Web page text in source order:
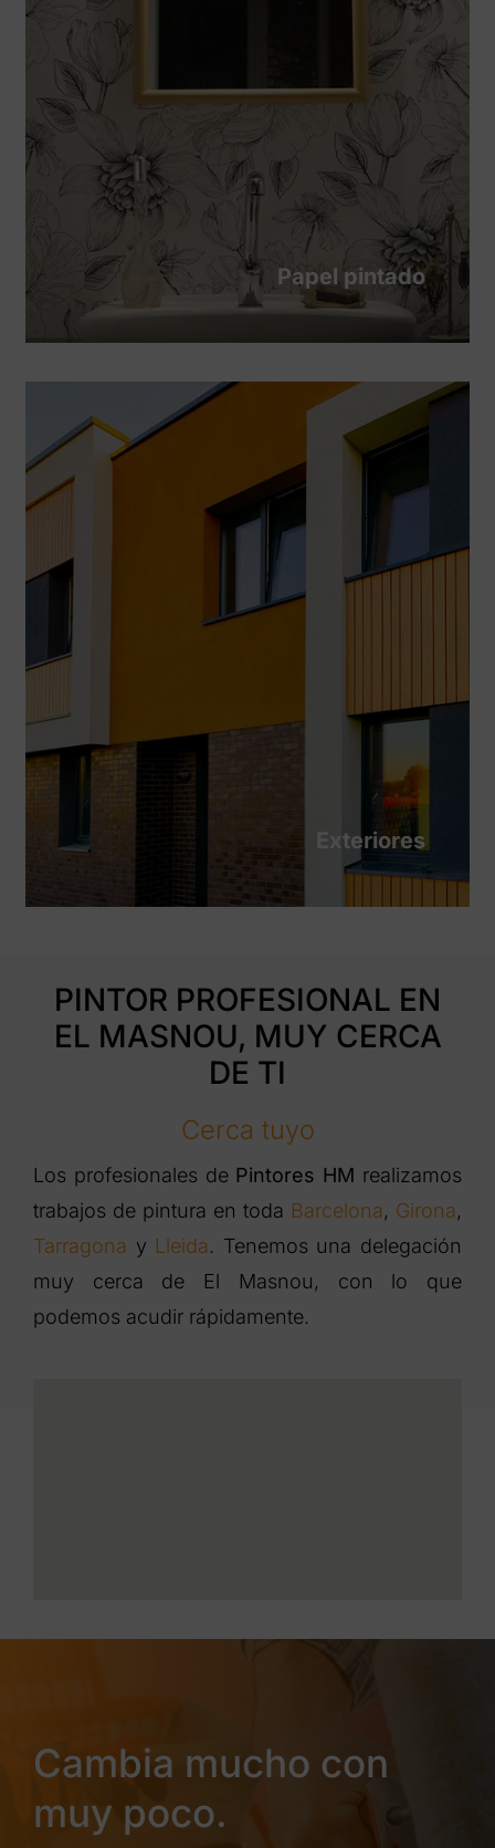
Papel pintado
Exteriores
PINTOR PROFESIONAL EN
EL MASNOU, MUY CERCA
DE TI
Cerca tuyo
Los profesionales de Pintores HM realizamos
trabajos de pintura en toda Barcelona, Girona,
Tarragona y Lleida. Tenemos una delegación
muy cerca de El Masnou, con lo que
podemos acudir rápidamente.
Cambia mucho con
muy poco.